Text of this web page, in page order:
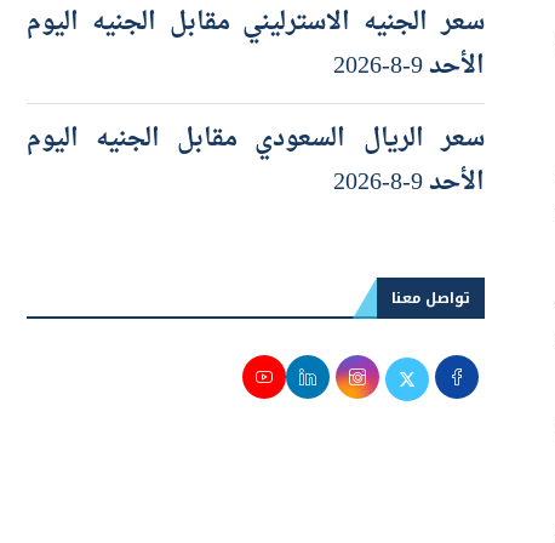
الأحد 9-8-2026
سعر الريال السعودي مقابل الجنيه اليوم
الأحد 9-8-2026